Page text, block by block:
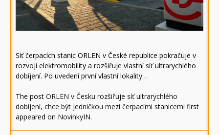
Síť čerpacích stanic ORLEN v České republice pokračuje v
rozvoji elektromobility a rozšiřuje vlastní síť ultrarychlého
dobíjení. Po uvedení první vlastní lokality…
The post ORLEN v Česku rozšiřuje síť ultrarychlého
dobíjení, chce být jedničkou mezi čerpacími stanicemi first
appeared on NovinkyIN.